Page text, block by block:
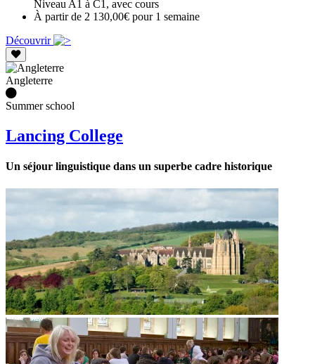
Niveau A1 à C1, avec cours
À partir de 2 130,00€ pour 1 semaine
Découvrir
Angleterre
Summer school
Lancing College
Un séjour linguistique dans un superbe cadre historique